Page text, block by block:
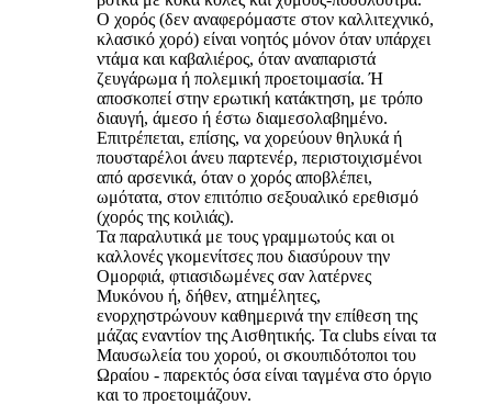
Ο χορός (δεν αναφερόμαστε στον καλλιτεχνικό,
κλασικό χορό) είναι νοητός μόνον όταν υπάρχει
ντάμα και καβαλιέρος, όταν αναπαριστά
ζευγάρωμα ή πολεμική προετοιμασία. Ή
αποσκοπεί στην ερωτική κατάκτηση, με τρόπο
διαυγή, άμεσο ή έστω διαμεσολαβημένο.
Επιτρέπεται, επίσης, να χορεύουν θηλυκά ή
πουσταρέλοι άνευ παρτενέρ, περιστοιχισμένοι
από αρσενικά, όταν ο χορός αποβλέπει,
ωμότατα, στον επιτόπιο σεξουαλικό ερεθισμό
(χορός της κοιλιάς).
Τα παραλυτικά με τους γραμμωτούς και οι
καλλονές γκομενίτσες που διασύρουν την
Ομορφιά, φτιασιδωμένες σαν λατέρνες
Μυκόνου ή, δήθεν, ατημέλητες,
ενορχηστρώνουν καθημερινά την επίθεση της
μάζας εναντίον της Αισθητικής. Τα clubs είναι τα
Μαυσωλεία του χορού, οι σκουπιδότοποι του
Ωραίου - παρεκτός όσα είναι ταγμένα στο όργιο
και το προετοιμάζουν.